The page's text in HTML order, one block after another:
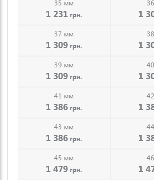
35 мм
1 231 грн. 1
37 мм
1 309 грн. 1
39 мм
1 309 грн. 1
41 мм
1 386 грн. 1
43 мм
1 386 грн. 1
45 мм
1 479 грн. 1